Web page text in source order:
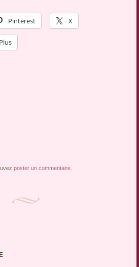
Pinterest X
Plus
poster un commentaire